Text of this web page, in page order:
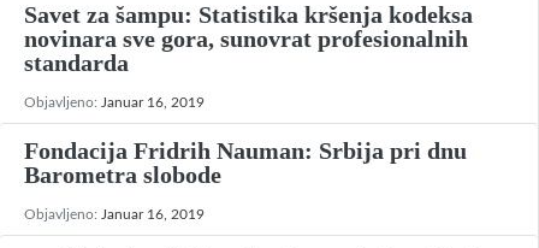
Savet za šampu: Statistika kršenja kodeksa
novinara sve gora, sunovrat profesionalnih
standarda
Objavljeno: Januar 16, 2019
Fondacija Fridrih Nauman: Srbija pri dnu
Barometra slobode
Objavljeno: Januar 16, 2019